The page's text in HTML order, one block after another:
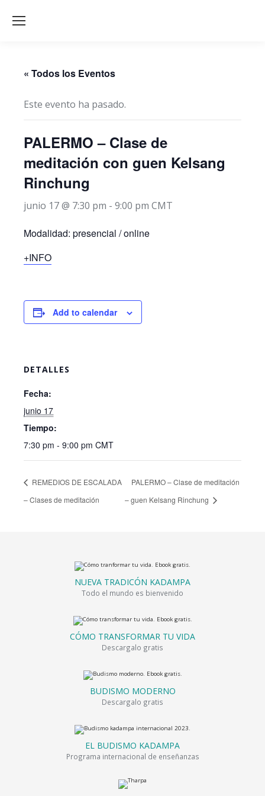
« Todos los Eventos
Este evento ha pasado.
PALERMO – Clase de
meditación con guen Kelsang
Rinchung
junio 17 @ 7:30 pm - 9:00 pm CMT
Modalidad: presencial / online
+INFO
Add to calendar
DETALLES
Fecha:
junio 17
Tiempo:
7:30 pm - 9:00 pm CMT
REMEDIOS DE ESCALADA
– Clases de meditación
PALERMO – Clase de meditación
– guen Kelsang Rinchung
NUEVA TRADICÓN KADAMPA
Todo el mundo es bienvenido
CÓMO TRANSFORMAR TU VIDA
Descargalo gratis
BUDISMO MODERNO
Descargalo gratis
EL BUDISMO KADAMPA
Programa internacional de enseñanzas